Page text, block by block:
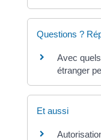
Questions ?
Avec
étranger
Et aussi